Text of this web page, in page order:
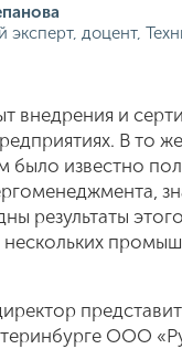
эксперт, доцент,
внедрения и
В то
было известно
результаты
ООО